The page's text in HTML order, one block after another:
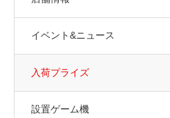
イベント&ニュース
入荷プライズ
設置ゲーム機